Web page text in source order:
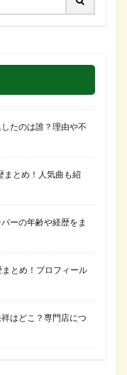
たのは誰？理由や不
まとめ！人気曲も紹
ーの年齢や経歴をま
まとめ！プロフィール
はどこ？専門店につ